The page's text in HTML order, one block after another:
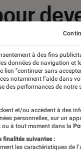
à des fins
données de navigation et
lien "continuer sans
notamment l’aide dans
des performances de notre
et/ou accèdent à des
personnelles, sur un
ou à tout moment dans la
finalités suivantes :
les caractéristiques de